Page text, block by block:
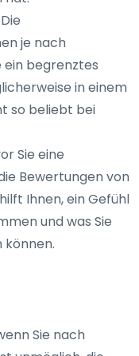
je nach
ein begrenztes
in einem
so beliebt bei
Sie eine
Bewertungen von
Ihnen, ein Gefühl
und was Sie
Sie nach